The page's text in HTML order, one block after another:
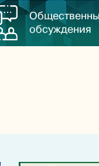
обсуждения